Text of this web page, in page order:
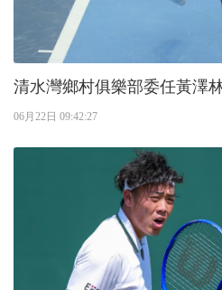
清水灣鄉村俱樂部委任黃澤
06月22日 09:42:27